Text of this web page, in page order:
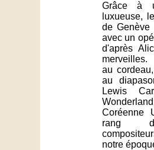
Grâce à
luxueuse,
de Genève
avec un
d'après
au
au
Lewis
Coréenne
rang
notre